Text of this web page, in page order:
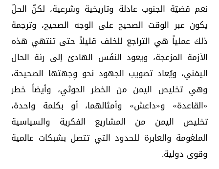
نعم قضيّة الجنوب عادلة وتاريخية وشرعية، لكنّ الحلّ
يكون عبر الوقت الصحيح على الوجه الصحيح، وترجمة
ذلك عملياً هي التراجع للخلف قليلاً حتى تنتهي هذه
الأزمة المزعجة، ويعود النفَس الهادئ إلى رئة الحال
اليمَني، ويُعاد تصويب الجهود نحو وِجهتها الصحيحة،
وهي تخليص اليمن من الخطر الحوثي، وأيضاً خطر
«القاعدة» و«داعش» وأمثالهما، أو بكلمة واحدة،
تخليص اليمن من المشاريع الفكرية والسياسية
الملغومة والعابرة للحدود التي تتصل بشبكات عالمية
وقوى دولية.